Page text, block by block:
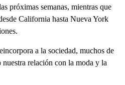
próximas semanas, mientras que
California hasta Nueva York
a la sociedad, muchos de
nuestra relación con la moda y la